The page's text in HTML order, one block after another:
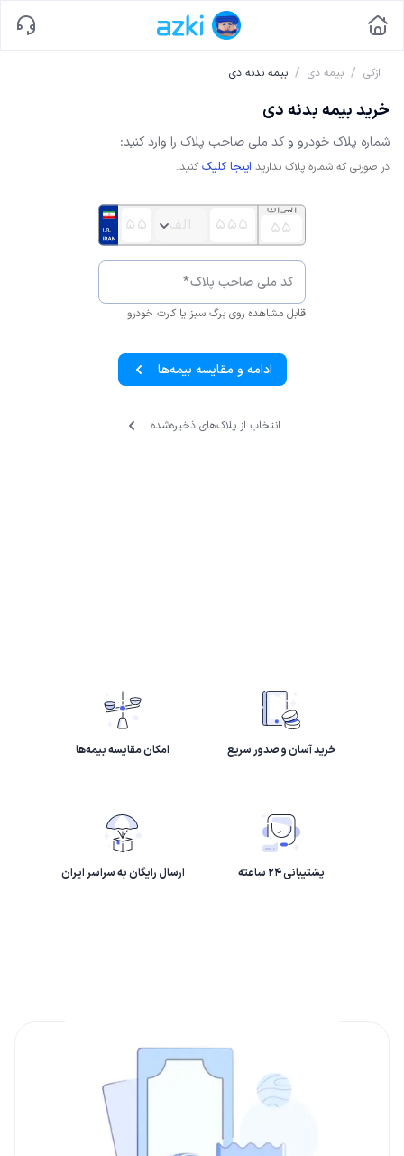
ازکی / بیمه دی / بیمه بدنه دی
خرید بیمه بدنه دی
شماره پلاک خودرو و کد ملی صاحب پلاک را وارد کنید:
در صورتی که شماره پلاک ندارید اینجا کلیک کنید.
کد ملی صاحب پلاک*
قابل مشاهده روی برگ سبز یا کارت خودرو
ادامه و مقایسه بیمه‌ها
انتخاب از پلاک‌های ذخیره‌‌شده
خرید آسان و صدور سریع امکان مقایسه بیمه‌ها
پشتیبانی ۲۴ ساعته ارسال رایگان به سراسر ایران